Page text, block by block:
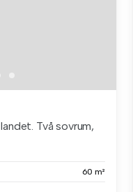
Två sovrum,
60 m²